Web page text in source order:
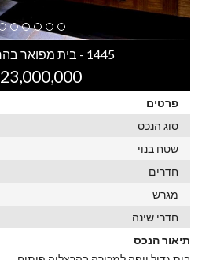
1445 - בית מפואר בהרצליה פיתוח
23,000,000 NIS
פרטים
סוג הנכס
שטח בנוי
חדרים
מגרש
חדרי שינה
תיאור הנכס